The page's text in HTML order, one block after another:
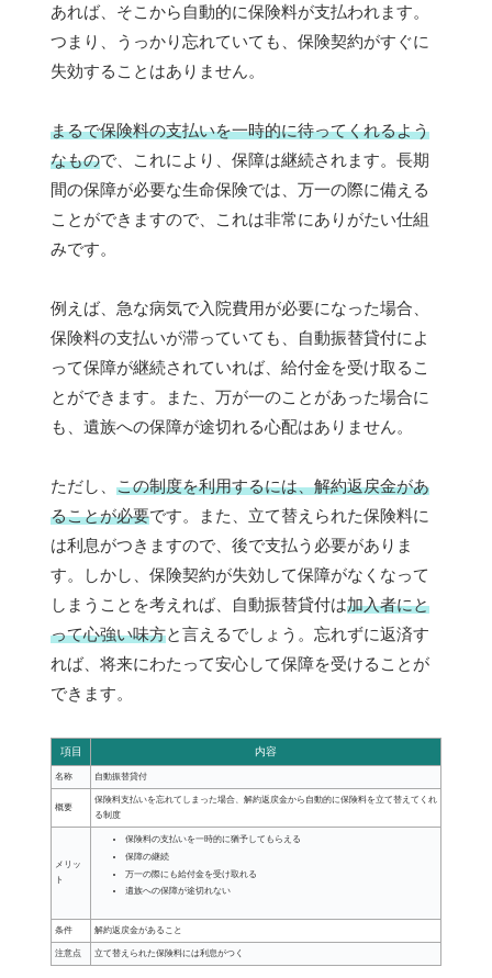
あれば、そこから自動的に保険料が支払われます。
つまり、うっかり忘れていても、保険契約がすぐに
失効することはありません。
まるで保険料の支払いを一時的に待ってくれるよう
なもので、これにより、保障は継続されます。長期
間の保障が必要な生命保険では、万一の際に備える
ことができますので、これは非常にありがたい仕組
みです。
例えば、急な病気で入院費用が必要になった場合、
保険料の支払いが滞っていても、自動振替貸付によ
って保障が継続されていれば、給付金を受け取るこ
とができます。また、万が一のことがあった場合に
も、遺族への保障が途切れる心配はありません。
ただし、 この制度を利用するには、解約返戻金があ
ることが必要です。また、立て替えられた保険料に
は利息がつきますので、後で支払う必要がありま
す。しかし、保険契約が失効して保障がなくなって
しまうことを考えれば、自動振替貸付は加入者にと
って心強い味方と言えるでしょう。忘れずに返済す
れば、将来にわたって安心して保障を受けることが
できます。
項目 内容
名称 自動振替貸付
概要
保険料支払いを忘れてしまった場合、解約返戻金から自動的に保険料を立て替えてくれ
る制度
メリッ
ト
保険料の支払いを一時的に猶予してもらえる
保障の継続
万一の際にも給付金を受け取れる
遺族への保障が途切れない
条件 解約返戻金があること
注意点 立て替えられた保険料には利息がつく